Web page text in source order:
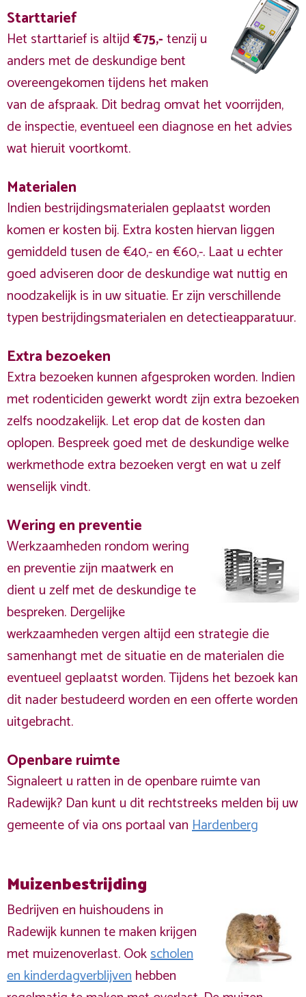
Starttarief
Het starttarief is altijd€75,-tenzij u
anders met de deskundige bent
overeengekomen tijdens het maken
van de afspraak. Dit bedrag omvat het voorrijden,
de inspectie, eventueel een diagnose en het advies
wat hieruit voortkomt.
Materialen
Indien bestrijdingsmaterialen geplaatst worden
komen er kosten bij. Extra kosten hiervan liggen
gemiddeld tusen de €40,- en €60,-. Laat u echter
goed adviseren door de deskundige wat nuttig en
noodzakelijk is in uw situatie. Er zijn verschillende
typen bestrijdingsmaterialen en detectieapparatuur.
Extra bezoeken
Extra bezoeken kunnen afgesproken worden. Indien
met rodenticiden gewerkt wordt zijn extra bezoeken
zelfs noodzakelijk. Let erop dat de kosten dan
oplopen. Bespreek goed met de deskundige welke
werkmethode extra bezoeken vergt en wat u zelf
wenselijk vindt.
Wering en preventie
Werkzaamheden rondom wering
en preventie zijn maatwerk en
dient u zelf met de deskundige te
bespreken. Dergelijke
werkzaamheden vergen altijd een strategie die
samenhangt met de situatie en de materialen die
eventueel geplaatst worden. Tijdens het bezoek kan
dit nader bestudeerd worden en een offerte worden
uitgebracht.
Openbare ruimte
Signaleert u ratten in de openbare ruimte van
Radewijk? Dan kunt u dit rechtstreeks melden bij uw
gemeente of via ons portaal vanHardenberg
Muizenbestrijding
Bedrijven en huishoudens in
Radewijk kunnen te maken krijgen
met muizenoverlast. Ookscholen
en kinderdagverblijvenhebben